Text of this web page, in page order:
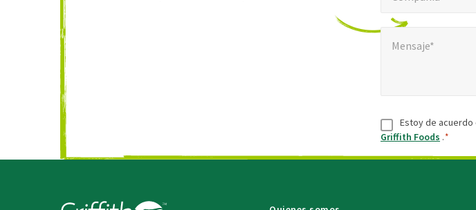
Mensaje*
Mensaje*
AceptarEstoy de acuerdo
Griffith Foods .*